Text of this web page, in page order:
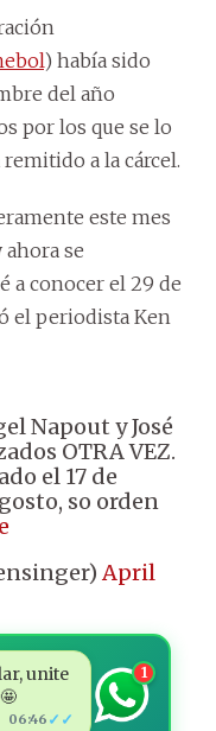
) había sido
del año
por los que se lo
a la cárcel.
este mes
se
a conocer el 29 de
el periodista Ken
Napout y José
OTRA VEZ.
el 17 de
so orden
April
unite
06:46 ✓✓
1